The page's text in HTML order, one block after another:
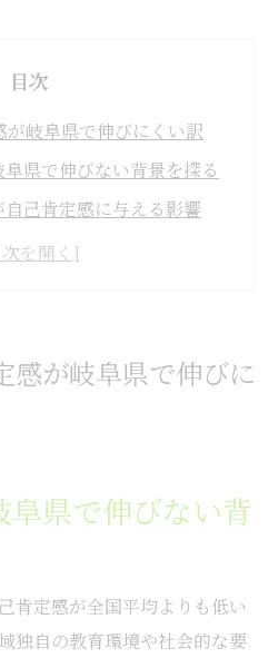
目次
岐阜県で伸びにくい訳
県で伸びない背景を探る
己肯定感に与える影響
ら読み解く自己肯定感の現
育課題と自己肯定感との関
かを岐阜県教育で考える
画にみる自己肯定感の重
ンと自己肯定感のつなが
感が岐阜県で伸びに
阜県で伸びない背
肯定感が全国平均よりも低い
独自の教育環境や社会的な要